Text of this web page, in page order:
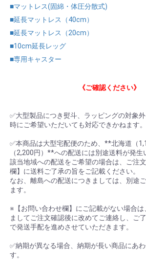
■マットレス(固綿・体圧分散式)
■延長マットレス（40cm）
■延長マットレス（20cm）
■10cm延長レッグ
■専用キャスター
《ご確認ください》
✅大型製品につき熨斗、ラッピングの対象
時にご希望いただいても対応できかねます。
✅本商品は大型宅配便のため、**北海道（
（2,200円）**への配送には別途送料が発生
該当地域への配送をご希望の場合は、ご注
欄】に送料ご了承の旨をご記載ください。
なお、離島への配送につきましては、別途
ます。
※【お問い合わせ欄】にご記載がない場合は
ましてご注文確認後に改めてご連絡し、ご
で発送手配を進めさせていただきます。
✅納期が異なる場合、納期が長い商品にあ
す。